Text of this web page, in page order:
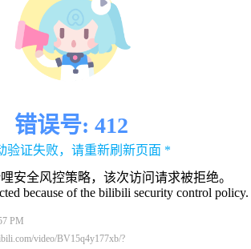
错误号: 412
验证失败，请重新刷新页面 *
安全风控策略，该次访问请求被拒绝。
because of the bilibili security control policy.
PM
video/BV15q4y177xb/?